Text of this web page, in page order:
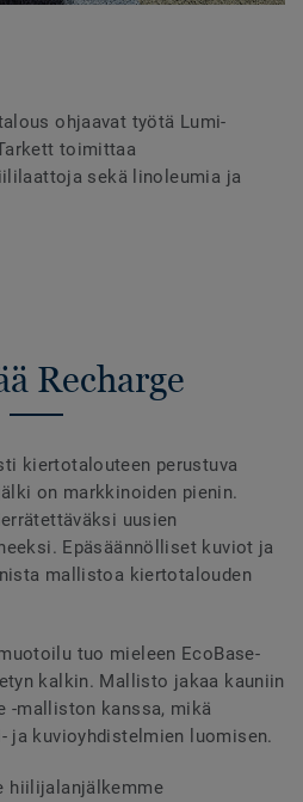
ohjaavat työtä Lumi-
toimittaa
sekä linoleumia ja
Recharge
kiertotalouteen perustuva
on markkinoiden pienin.
uusien
Epäsäännölliset kuviot ja
mallistoa kiertotalouden
tuo mieleen EcoBase-
kalkin. Mallisto jakaa kauniin
-malliston kanssa, mikä
ja kuvioyhdistelmien luomisen.
hiilijalanjälkemme